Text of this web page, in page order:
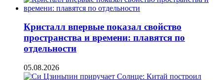
Кристалл впервые показал свойство
пространства и времени: плавятся по
отдельности
05.08.2026